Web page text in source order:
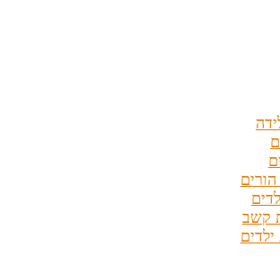
קשב